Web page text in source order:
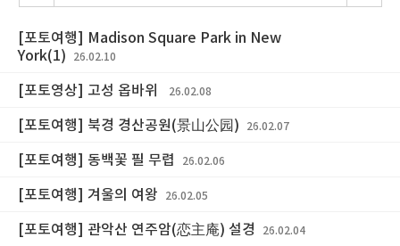
[포토여행] Madison Square Park in New
York(1)
26.02.10
[포토영상] 고성 옵바위 26.02.08
[포토여행] 북경 경산공원(景山公园) 26.02.07
[포토여행] 동백꽃 필 무렵 26.02.06
[포토여행] 겨울의 여왕 26.02.05
[포토여행] 관악산 연주암(恋主庵) 설경 26.02.04